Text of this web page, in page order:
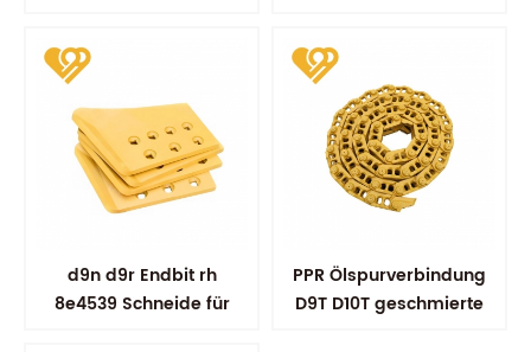
d9n d9r Endbit rh
8e4539 Schneide für
PPR Ölspurverbindung
D9T D10T geschmierte